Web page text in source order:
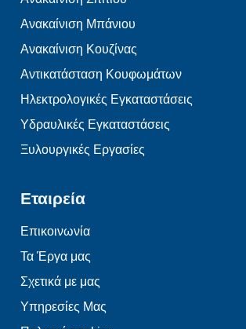
Ανακαίνιση Μπάνιου
Ανακαίνιση Κουζίνας
Αντικατάσταση Κουφωμάτων
Ηλεκτρολογικές Εγκαταστάσεις
Υδραυλικές Εγκαταστάσεις
Ξυλουργικές Εργασίες
Εταιρεία
Επικοινωνία
Τα Έργα μας
Σχετικά με μας
Υπηρεσίες Μας